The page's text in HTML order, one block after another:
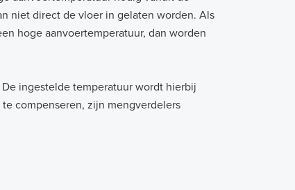
niet direct de vloer in gelaten worden. Als
hoge aanvoertemperatuur, dan worden
ingestelde temperatuur wordt hierbij
compenseren, zijn mengverdelers